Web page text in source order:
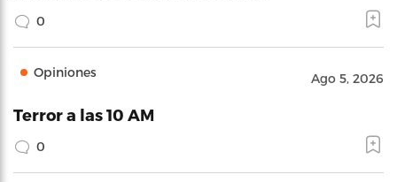
0
Opiniones Ago 5, 2026
Terror a las 10 AM
0